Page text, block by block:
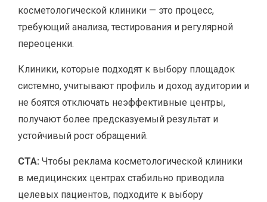
косметологической клиники — это процесс,
требующий анализа, тестирования и регулярной
переоценки.
Клиники, которые подходят к выбору площадок
системно, учитывают профиль и доход аудитории и
не боятся отключать неэффективные центры,
получают более предсказуемый результат и
устойчивый рост обращений.
CTA: Чтобы реклама косметологической клиники
в медицинских центрах стабильно приводила
целевых пациентов, подходите к выбору